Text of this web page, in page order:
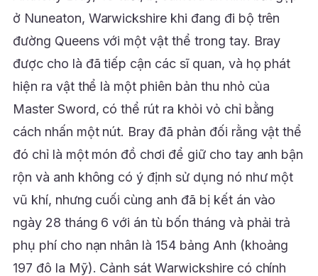
ở Nuneaton, Warwickshire khi đang đi bộ trên
đường Queens với một vật thể trong tay. Bray
được cho là đã tiếp cận các sĩ quan, và họ phát
hiện ra vật thể là một phiên bản thu nhỏ của
Master Sword, có thể rút ra khỏi vỏ chỉ bằng
cách nhấn một nút. Bray đã phản đối rằng vật thể
đó chỉ là một món đồ chơi để giữ cho tay anh bận
rộn và anh không có ý định sử dụng nó như một
vũ khí, nhưng cuối cùng anh đã bị kết án vào
ngày 28 tháng 6 với án tù bốn tháng và phải trả
phụ phí cho nạn nhân là 154 bảng Anh (khoảng
197 đô la Mỹ). Cảnh sát Warwickshire có chính